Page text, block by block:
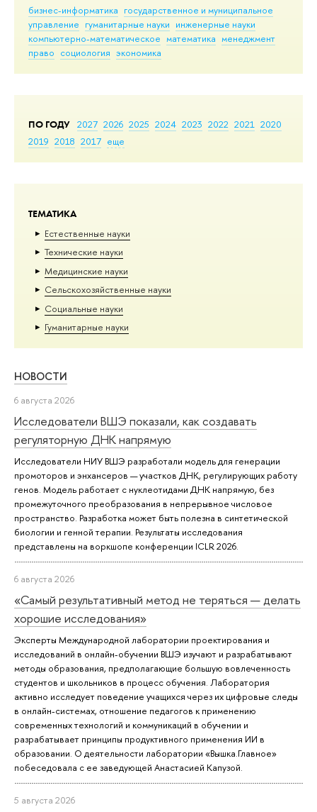
бизнес-информатика государственное и муниципальное
управление гуманитарные науки инженерные науки
компьютерно-математическое математика менеджмент
право социология экономика
ПО ГОДУ 2027 2026 2025 2024 2023 2022 2021 2020
2019 2018 2017 еще
ТЕМАТИКА
Естественные науки
Тех­ничес­кие науки
Медицинские науки
Сельскохозяйственные науки
Социальные науки
Гуманитарные науки
НОВОСТИ
6 августа 2026
Исследователи ВШЭ показали, как создавать
регуляторную ДНК напрямую
Исследователи НИУ ВШЭ разработали модель для генерации
промоторов и энхансеров — участков ДНК, регулирующих работу
генов. Модель работает с нуклеотидами ДНК напрямую, без
промежуточного преобразования в непрерывное числовое
пространство. Разработка может быть полезна в синтетической
биологии и генной терапии. Результаты исследования
представлены на воркшопе конференции ICLR 2026.
6 августа 2026
«Самый результативный метод не теряться — делать
хорошие исследования»
Эксперты Международной лаборатории проектирования и
исследований в онлайн-обучении ВШЭ изучают и разрабатывают
методы образования, предполагающие большую вовлеченность
студентов и школьников в процесс обучения. Лаборатория
активно исследует поведение учащихся через их цифровые следы
в онлайн-системах, отношение педагогов к применению
современных технологий и коммуникаций в обучении и
разрабатывает принципы продуктивного применения ИИ в
образовании. О деятельности лаборатории «Вышка.Главное»
побеседовала с ее заведующей Анастасией Капузой.
5 августа 2026